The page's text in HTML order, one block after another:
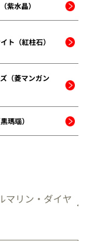
紫水晶）
ト（紅柱石）
（菱マンガン
瑪瑙）
マリン・ダイヤ